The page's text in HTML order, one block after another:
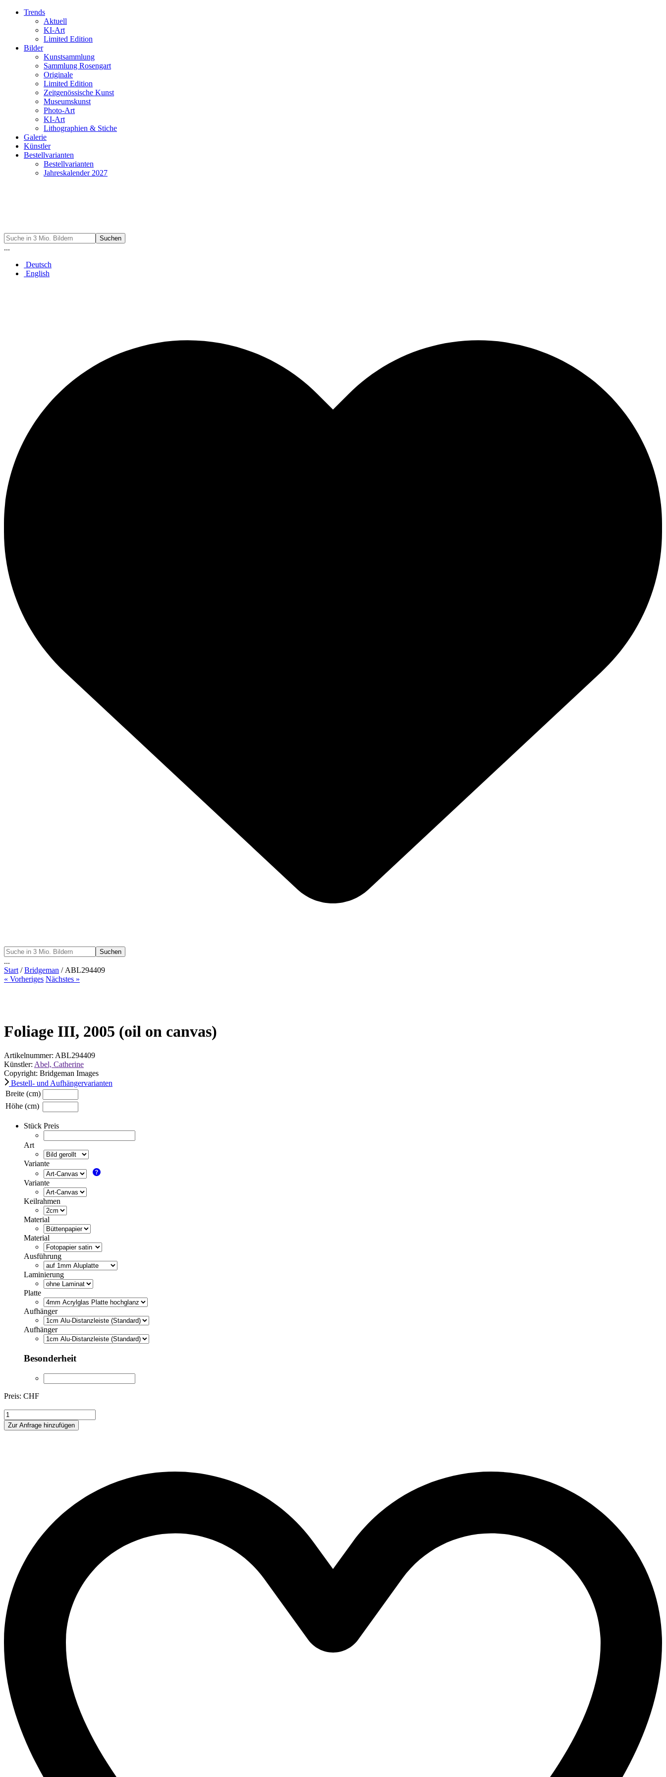
Trends
Aktuell
KI-Art
Limited Edition
Bilder
Kunstsammlung
Sammlung Rosengart
Originale
Limited Edition
Zeitgenössische Kunst
Museumskunst
Photo-Art
KI-Art
Lithographien & Stiche
Galerie
Künstler
Bestellvarianten
Bestellvarianten
Jahreskalender 2027
Suchen
...
Deutsch
English
Suchen
...
Start/Bridgeman / ABL294409
« Vorheriges Nächstes »
Foliage III, 2005 (oil on canvas)
Artikelnummer: ABL294409
Künstler: Abel, Catherine
Copyright: Bridgeman Images
Bestell- und Aufhängervarianten
Breite (cm)
Höhe (cm)
Stück Preis
Art
Variante
Variante
Keilrahmen
Material
Material
Ausführung
Laminierung
Platte
Aufhänger
Aufhänger
Besonderheit
Preis: CHF
ABL294409
Menge
Zur Anfrage hinzufügen